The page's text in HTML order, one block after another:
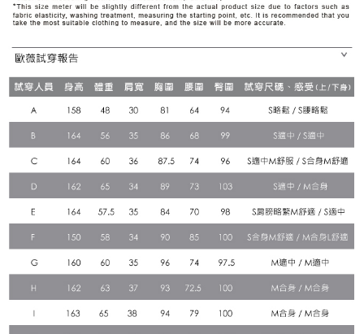
恩沛科技股份有限公司將有權停止該用戶之使用額度並採取法律行動。
免運費